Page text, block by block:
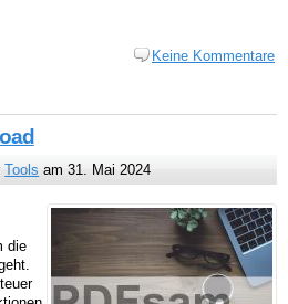
Keine Kommentare
Tools am 31. Mai 2024
die